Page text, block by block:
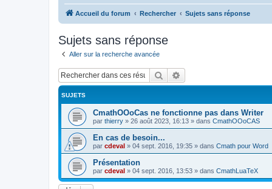
Accueil du forum Rechercher Sujets sans réponse
Sujets sans réponse
Aller sur la recherche avancée
Rechercher
SUJETS
CmathOOoCas ne fonctionne pas dans Writer
par thierry » 26 août 2023, 16:13 » dans CmathOOoCAS
En cas de besoin...
par cdeval » 04 sept. 2016, 19:35 » dans Cmath pour Word
Présentation
par cdeval » 04 sept. 2016, 13:53 » dans CmathLuaTeX